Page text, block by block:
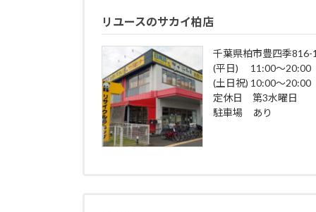
リユースのサカイ柏店
千葉県柏市豊四季816-
(平日) 11:00～20:00
(土日祝) 10:00～20:00
定休日 第3水曜日
駐車場 あり